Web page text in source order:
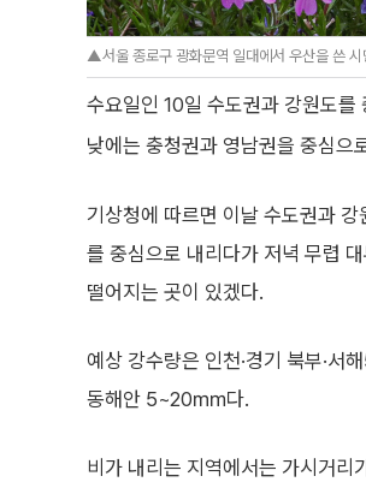
▲서울 종로구 광화문역 일대에서 우산을 쓴
수요일인 10일 수도권과 강원도를
낮에는 충청권과 영남권을 중심으
기상청에 따르면 이날 수도권과
를 중심으로 내리다가 저녁 무렵
떨어지는 곳이 있겠다.
예상 강수량은 인천·경기 북부·
동해안 5~20㎜다.
비가 내리는 지역에서는 가시거리